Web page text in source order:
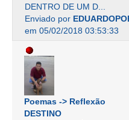
DENTRO DE UM D...
Enviado por
em 05/02/2018 03:53:33
Poemas -> Reflexão
DESTINO